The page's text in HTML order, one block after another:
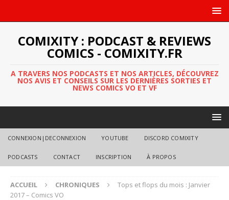
COMIXITY : PODCAST & REVIEWS
COMICS - COMIXITY.FR
A TRAVERS NOS PODCASTS ET NOS ARTICLES, DÉCOUVREZ
NOS AVIS ET CONSEILS SUR LES DERNIÈRES SORTIES ET
NEWS COMICS VO ET VF
CONNEXION|DECONNEXION YOUTUBE DISCORD COMIXITY
PODCASTS CONTACT INSCRIPTION À PROPOS
ACCUEIL CHRONIQUES
Tops et flops du mois : Janvier
2017 – Comics VO